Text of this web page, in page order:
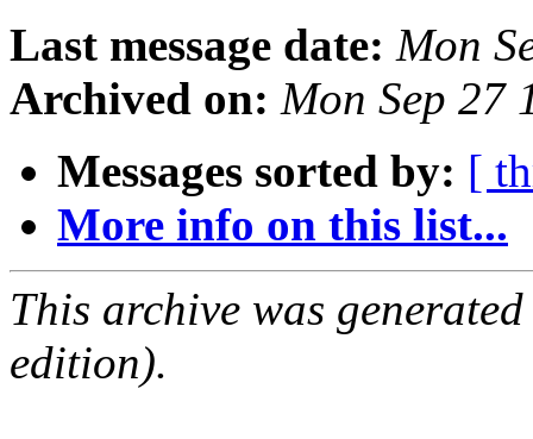
Last message date: Mon
Archived on: Mon Sep 27
Messages sorted by: [
More info on this list...
This archive was
edition).